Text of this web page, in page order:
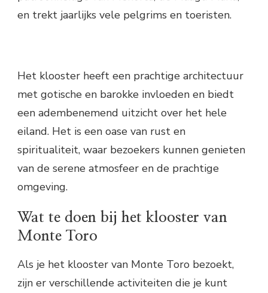
en trekt jaarlijks vele pelgrims en toeristen.
Het klooster heeft een prachtige architectuur
met gotische en barokke invloeden en biedt
een adembenemend uitzicht over het hele
eiland. Het is een oase van rust en
spiritualiteit, waar bezoekers kunnen genieten
van de serene atmosfeer en de prachtige
omgeving.
Wat te doen bij het klooster van
Monte Toro
Als je het klooster van Monte Toro bezoekt,
zijn er verschillende activiteiten die je kunt